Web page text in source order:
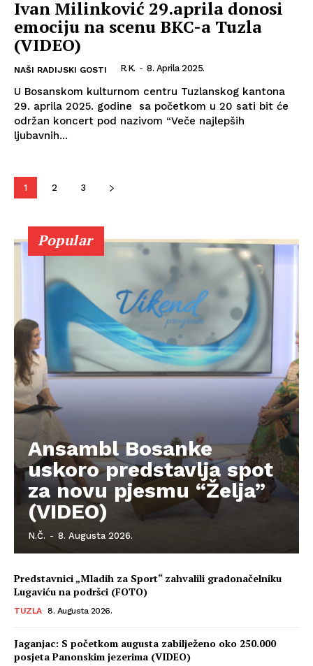
Info
O nama
Kontakt
Impressum
Ivan Milinković 29.aprila donosi
emociju na scenu BKC-a Tuzla
(VIDEO)
NAŠI RADIJSKI GOSTI R.K. - 8. Aprila 2025.
U Bosanskom kulturnom centru Tuzlanskog kantona
29. aprila 2025. godine sa početkom u 20 sati bit će
održan koncert pod nazivom “Veče najlepših
ljubavnih...
1 2 3
Popular
Ansambl Bosanke
uskoro predstavlja spot
za novu pjesmu “Želja”
(VIDEO)
N.Č. - 8. Augusta 2026.
Predstavnici „Mladih za Sport“ zahvalili gradonačelniku
Lugaviću na podršci (FOTO)
TUZLA 8. Augusta 2026.
Jaganjac: S početkom augusta zabilježeno oko 250.000
posjeta Panonskim jezerima (VIDEO)